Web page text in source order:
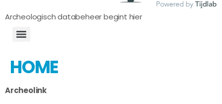
Archeologisch databeheer begint hier
HOME
Archeolink